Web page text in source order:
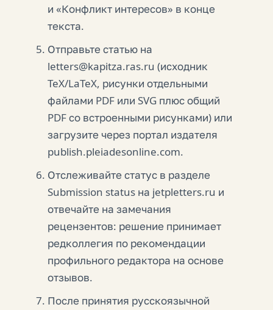
и «Конфликт интересов» в конце
текста.
Отправьте статью на
letters@kapitza.ras.ru (исходник
TeX/LaTeX, рисунки отдельными
файлами PDF или SVG плюс общий
PDF со встроенными рисунками) или
загрузите через портал издателя
publish.pleiadesonline.com.
Отслеживайте статус в разделе
Submission status на jetpletters.ru и
отвечайте на замечания
рецензентов: решение принимает
редколлегия по рекомендации
профильного редактора на основе
отзывов.
После принятия русскоязычной